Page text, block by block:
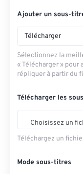
Ajouter un sous-
Télécharger
Sélectionnez la
« Télécharger » pour
répliquer à partir du
Télécharger les
Choisissez un
Téléchargez un
Mode sous-titres